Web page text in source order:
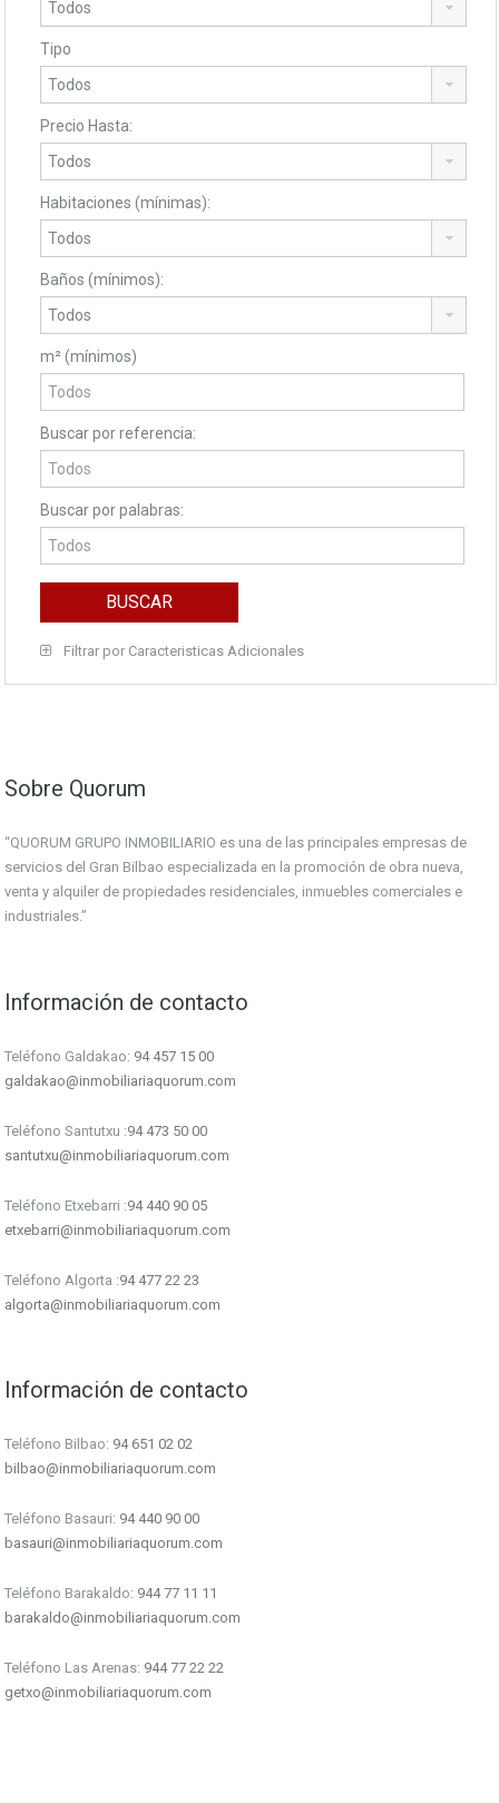
Tipo
Precio Hasta:
Habitaciones (mínimas):
Baños (mínimos):
m² (mínimos)
Buscar por referencia:
Buscar por palabras:
Filtrar por Caracteristicas Adicionales
Sobre Quorum
“QUORUM GRUPO INMOBILIARIO es una de las principales empresas de
servicios del Gran Bilbao especializada en la promoción de obra nueva,
venta y alquiler de propiedades residenciales, inmuebles comerciales e
industriales.”
Información de contacto
Teléfono Galdakao: 94 457 15 00
galdakao@inmobiliariaquorum.com
Teléfono Santutxu :94 473 50 00
santutxu@inmobiliariaquorum.com
Teléfono Etxebarri :94 440 90 05
etxebarri@inmobiliariaquorum.com
Teléfono Algorta :94 477 22 23
algorta@inmobiliariaquorum.com
Información de contacto
Teléfono Bilbao: 94 651 02 02
bilbao@inmobiliariaquorum.com
Teléfono Basauri: 94 440 90 00
basauri@inmobiliariaquorum.com
Teléfono Barakaldo: 944 77 11 11
barakaldo@inmobiliariaquorum.com
Teléfono Las Arenas: 944 77 22 22
getxo@inmobiliariaquorum.com